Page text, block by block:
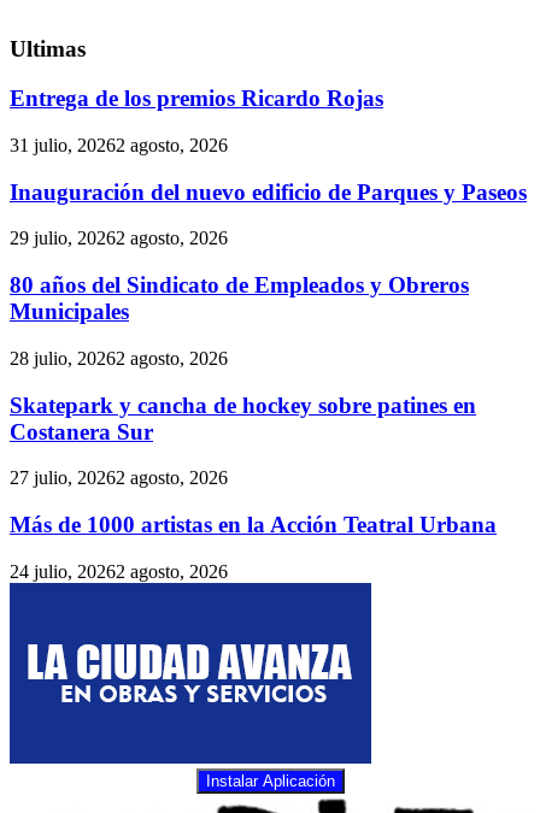
Ultimas
Entrega de los premios Ricardo Rojas
31 julio, 20262 agosto, 2026
Inauguración del nuevo edificio de Parques y Paseos
29 julio, 20262 agosto, 2026
80 años del Sindicato de Empleados y Obreros
Municipales
28 julio, 20262 agosto, 2026
Skatepark y cancha de hockey sobre patines en
Costanera Sur
27 julio, 20262 agosto, 2026
Más de 1000 artistas en la Acción Teatral Urbana
24 julio, 20262 agosto, 2026
Instalar Aplicación